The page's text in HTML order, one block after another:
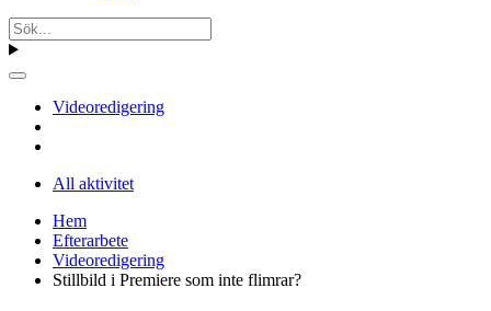
Videoredigering
All aktivitet
Hem
Efterarbete
Videoredigering
Stillbild i Premiere som inte flimrar?